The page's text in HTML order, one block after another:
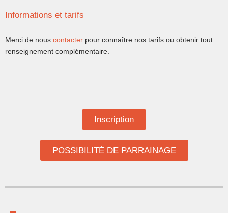
Informations et tarifs
Merci de nous contacter pour connaître nos tarifs ou obtenir tout
renseignement complémentaire.
Inscription
POSSIBILITÉ DE PARRAINAGE